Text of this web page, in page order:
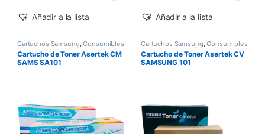
Añadir a la lista Añadir a la lista
Cartuchos Samsung ,Consumibles
para Impresoras Toner Asertek
Cartucho de Toner Asertek CM
SAMS SA101
Cartuchos Samsung ,Consumibles
para Impresoras Toner Asertek
Cartucho de Toner Asertek CV
SAMSUNG 101